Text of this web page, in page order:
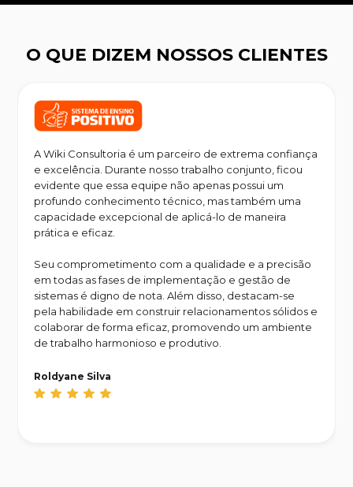
O QUE DIZEM NOSSOS CLIENTES
A Wiki Consultoria é um parceiro de extrema confiança
e excelência. Durante nosso trabalho conjunto, ficou
evidente que essa equipe não apenas possui um
profundo conhecimento técnico, mas também uma
capacidade excepcional de aplicá-lo de maneira
prática e eficaz.
Seu comprometimento com a qualidade e a precisão
em todas as fases de implementação e gestão de
sistemas é digno de nota. Além disso, destacam-se
pela habilidade em construir relacionamentos sólidos e
colaborar de forma eficaz, promovendo um ambiente
de trabalho harmonioso e produtivo.
Roldyane Silva